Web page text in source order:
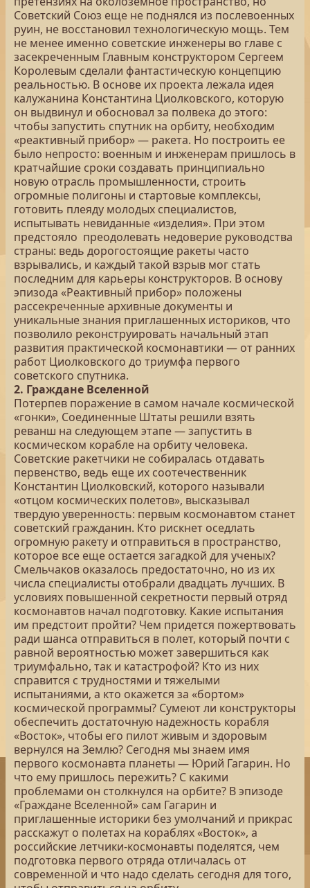
Советский Союз еще не поднялся из послевоенных
руин, не восстановил технологическую мощь. Тем
не менее именно советские инженеры во главе с
засекреченным Главным конструктором Сергеем
Королевым сделали фантастическую концепцию
реальностью. В основе их проекта лежала идея
калужанина Константина Циолковского, которую
он выдвинул и обосновал за полвека до этого:
чтобы запустить спутник на орбиту, необходим
«реактивный прибор» — ракета. Но построить ее
было непросто: военным и инженерам пришлось в
кратчайшие сроки создавать принципиально
новую отрасль промышленности, строить
огромные полигоны и стартовые комплексы,
готовить плеяду молодых специалистов,
испытывать невиданные «изделия». При этом
предстояло преодолевать недоверие руководства
страны: ведь дорогостоящие ракеты часто
взрывались, и каждый такой взрыв мог стать
последним для карьеры конструкторов. В основу
эпизода «Реактивный прибор» положены
рассекреченные архивные документы и
уникальные знания приглашенных историков, что
позволило реконструировать начальный этап
развития практической космонавтики — от ранних
работ Циолковского до триумфа первого
советского спутника.
2. Граждане Вселенной
Потерпев поражение в самом начале космической
«гонки», Соединенные Штаты решили взять
реванш на следующем этапе — запустить в
космическом корабле на орбиту человека.
Советские ракетчики не собиралась отдавать
первенство, ведь еще их соотечественник
Константин Циолковский, которого называли
«отцом космических полетов», высказывал
твердую уверенность: первым космонавтом станет
советский гражданин. Кто рискнет оседлать
огромную ракету и отправиться в пространство,
которое все еще остается загадкой для ученых?
Смельчаков оказалось предостаточно, но из их
числа специалисты отобрали двадцать лучших. В
условиях повышенной секретности первый отряд
космонавтов начал подготовку. Какие испытания
им предстоит пройти? Чем придется пожертвовать
ради шанса отправиться в полет, который почти с
равной вероятностью может завершиться как
триумфально, так и катастрофой? Кто из них
справится с трудностями и тяжелыми
испытаниями, а кто окажется за «бортом»
космической программы? Сумеют ли конструкторы
обеспечить достаточную надежность корабля
«Восток», чтобы его пилот живым и здоровым
вернулся на Землю? Сегодня мы знаем имя
первого космонавта планеты — Юрий Гагарин. Но
что ему пришлось пережить? С какими
проблемами он столкнулся на орбите? В эпизоде
«Граждане Вселенной» сам Гагарин и
приглашенные историки без умолчаний и прикрас
расскажут о полетах на кораблях «Восток», а
российские летчики-космонавты поделятся, чем
подготовка первого отряда отличалась от
современной и что надо сделать сегодня для того,